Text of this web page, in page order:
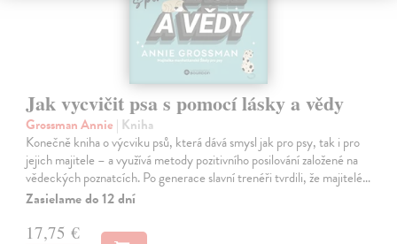
Jak vycvičit psa s pomocí lásky a vědy
Grossman Annie | Kniha
Konečně kniha o výcviku psů, která dává smysl jak pro psy, tak i pro
jejich majitele – a využívá metody pozitivního posilování založené na
vědeckých poznatcích. Po generace slavní trenéři tvrdili, že majitelé…
Zasielame do 12 dní
17,75 €